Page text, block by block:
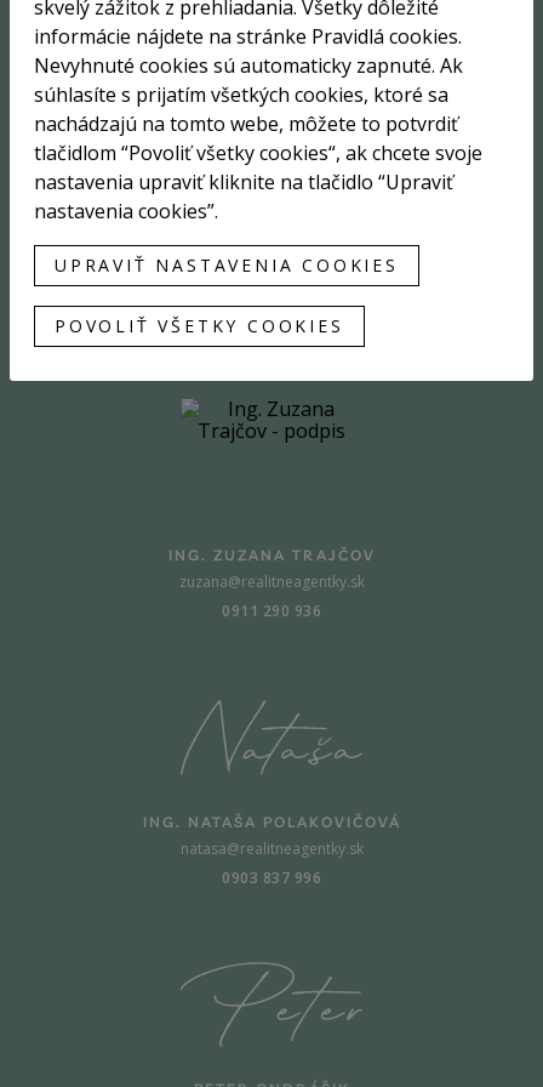
Sme tu pre vás
MGR. AGNES AZIM
0911 881 375
ING. ZUZANA TRAJČOV
zuzana@realitneagentky.sk
0911 290 936
ING. NATAŠA POLAKOVIČOVÁ
natasa@realitneagentky.sk
0903 837 996
skvelý zážitok z prehliadania. Všetky dôležité
informácie nájdete na stránke Pravidlá cookies.
Nevyhnuté cookies sú automaticky zapnuté. Ak
súhlasíte s prijatím všetkých cookies, ktoré sa
nachádzajú na tomto webe, môžete to potvrdiť
tlačidlom “Povoliť všetky cookies“, ak chcete svoje
nastavenia upraviť kliknite na tlačidlo “Upraviť
nastavenia cookies”.
UPRAVIŤ NASTAVENIA COOKIES
POVOLIŤ VŠETKY COOKIES